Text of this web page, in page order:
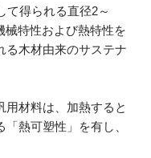
て得られる直径2～
械特性および熱特性を
る木材由来のサステナ
用材料は、加熱すると
熱可塑性」を有し、